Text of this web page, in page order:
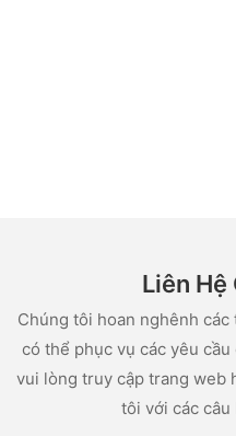
Liên Hệ
Chúng tôi hoan nghênh
có thể phục vụ các yêu
vui lòng truy cập trang web
tôi với các câu